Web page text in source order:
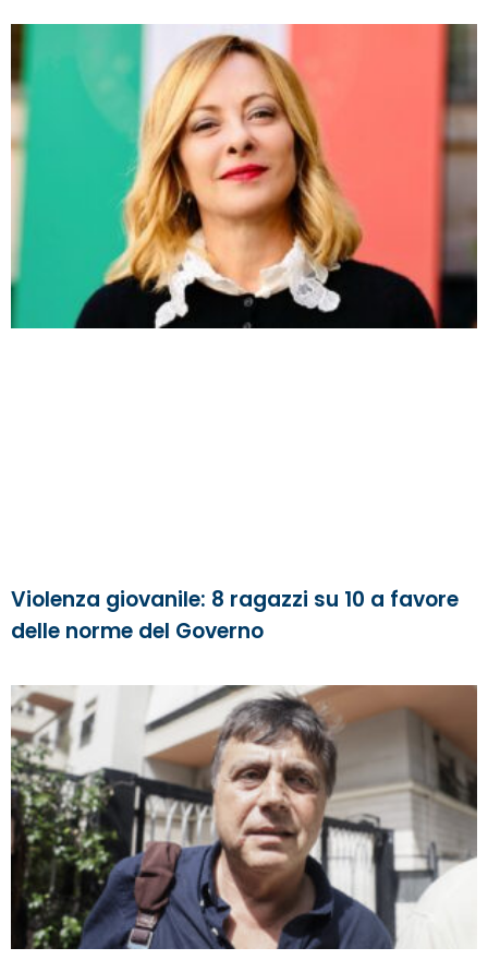
Violenza giovanile: 8 ragazzi su 10 a favore
delle norme del Governo